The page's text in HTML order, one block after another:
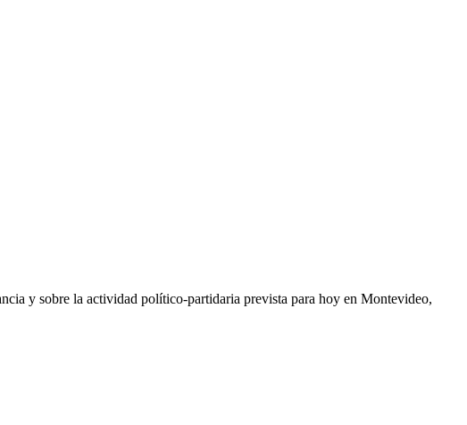
y sobre la actividad político-partidaria prevista para hoy en Montevideo,